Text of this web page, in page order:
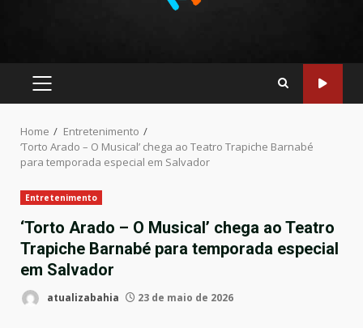
Home
Entretenimento
‘Torto Arado – O Musical’ chega ao Teatro Trapiche Barnabé
para temporada especial em Salvador
Entretenimento
‘Torto Arado – O Musical’ chega ao Teatro
Trapiche Barnabé para temporada especial
em Salvador
atualizabahia 23 de maio de 2026